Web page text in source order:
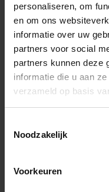
personaliseren, om
en om ons
informatie over uw
partners voor social
partners kunnen deze
informatie die u aan
verzameld op basis
Noodzakelijk
Voorkeuren
Over Ome Dick
Klachtenregeling Ome
Retouren & Garantie
Privacyverklaring Ome
Contact
Mijn account